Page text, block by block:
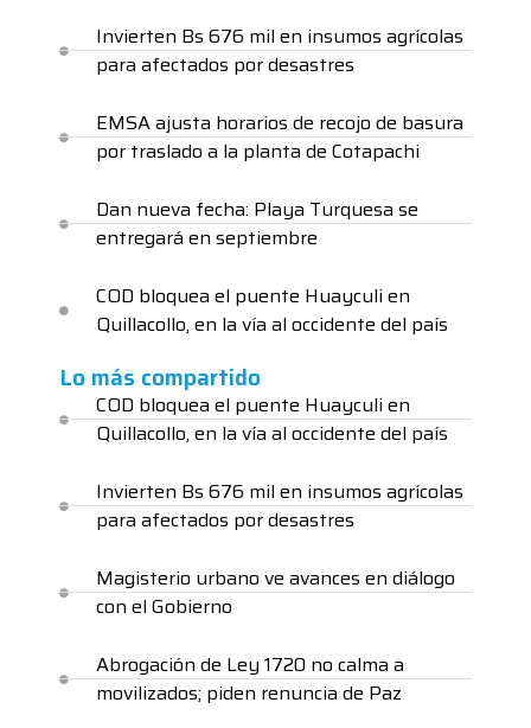
Invierten Bs 676 mil en insumos agrícolas
para afectados por desastres
EMSA ajusta horarios de recojo de basura
por traslado a la planta de Cotapachi
Dan nueva fecha: Playa Turquesa se
entregará en septiembre
COD bloquea el puente Huayculi en
Quillacollo, en la vía al occidente del país
Lo más compartido
COD bloquea el puente Huayculi en
Quillacollo, en la vía al occidente del país
Invierten Bs 676 mil en insumos agrícolas
para afectados por desastres
Magisterio urbano ve avances en diálogo
con el Gobierno
Abrogación de Ley 1720 no calma a
movilizados; piden renuncia de Paz